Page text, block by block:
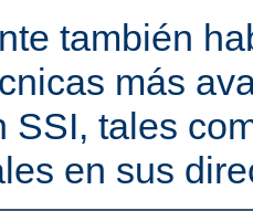
también
más
SSI, tales
en sus